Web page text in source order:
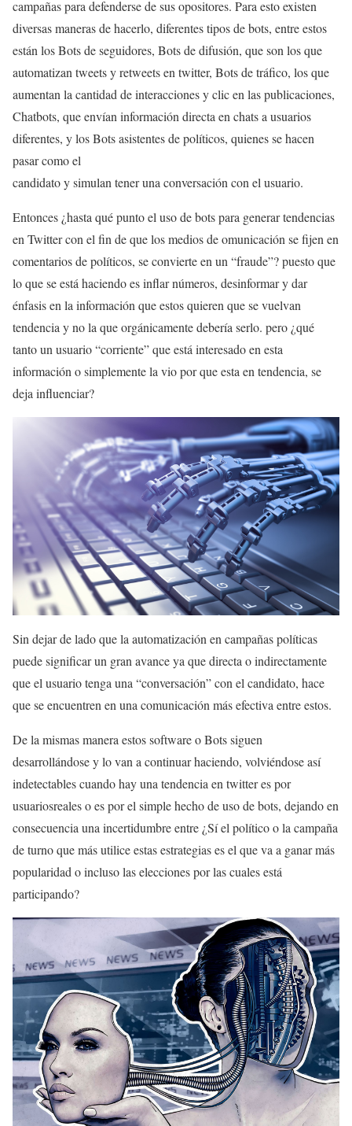
campañas para defenderse de sus opositores. Para esto existen
diversas maneras de hacerlo, diferentes tipos de bots, entre estos
están los Bots de seguidores, Bots de difusión, que son los que
automatizan tweets y retweets en twitter, Bots de tráfico, los que
aumentan la cantidad de interacciones y clic en las publicaciones,
Chatbots, que envían información directa en chats a usuarios
diferentes, y los Bots asistentes de políticos, quienes se hacen
pasar como el
candidato y simulan tener una conversación con el usuario.
Entonces ¿hasta qué punto el uso de bots para generar tendencias
en Twitter con el fin de que los medios de omunicación se fijen en
comentarios de políticos, se convierte en un “fraude”? puesto que
lo que se está haciendo es inflar números, desinformar y dar
énfasis en la información que estos quieren que se vuelvan
tendencia y no la que orgánicamente debería serlo. pero ¿qué
tanto un usuario “corriente” que está interesado en esta
información o simplemente la vio por que esta en tendencia, se
deja influenciar?
Sin dejar de lado que la automatización en campañas políticas
puede significar un gran avance ya que directa o indirectamente
que el usuario tenga una “conversación” con el candidato, hace
que se encuentren en una comunicación más efectiva entre estos.
De la mismas manera estos software o Bots siguen
desarrollándose y lo van a continuar haciendo, volviéndose así
indetectables cuando hay una tendencia en twitter es por
usuariosreales o es por el simple hecho de uso de bots, dejando en
consecuencia una incertidumbre entre ¿Sí el político o la campaña
de turno que más utilice estas estrategias es el que va a ganar más
popularidad o incluso las elecciones por las cuales está
participando?